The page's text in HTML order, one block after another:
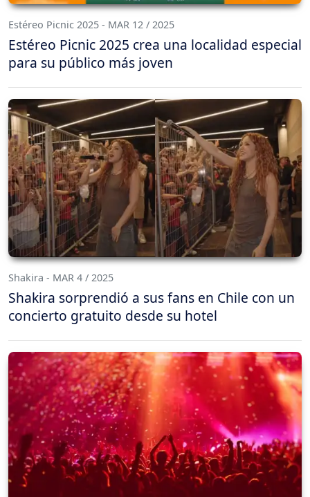
Estéreo Picnic 2025 - MAR 12 / 2025
Estéreo Picnic 2025 crea una localidad especial
para su público más joven
Shakira - MAR 4 / 2025
Shakira sorprendió a sus fans en Chile con un
concierto gratuito desde su hotel